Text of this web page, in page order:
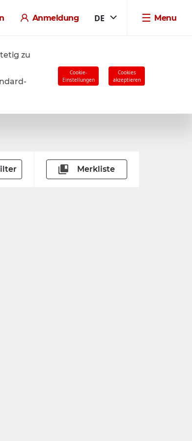
Anmeldung DE Menu
Merkliste
zu
Cookie-
Einstellungen
Cookies
akzeptieren